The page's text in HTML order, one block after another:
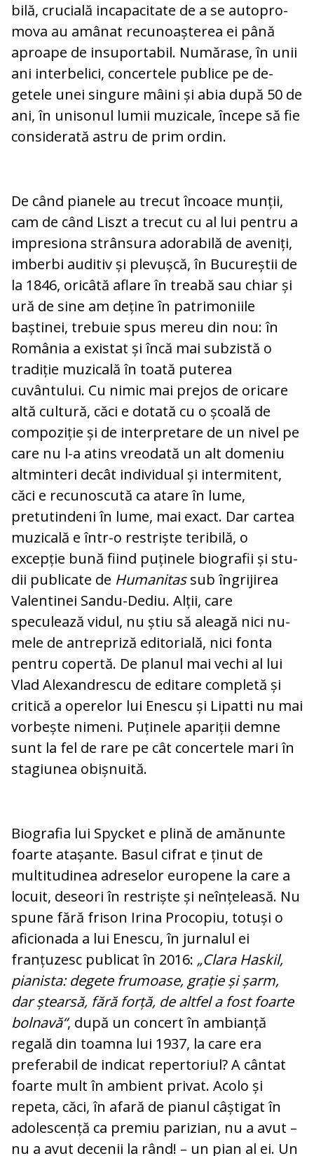
bilă, crucială incapacitate de a se au­to­pro­
mova au amânat recunoașterea ei până
aproa­pe de insuportabil. Numărase, în unii
ani interbelici, concertele publice pe de­
getele unei singure mâini și abia după 50 de
ani, în unisonul lumii muzicale, în­ce­pe să fie
considerată astru de prim ordin.
De când pianele au trecut încoace munții,
cam de când Liszt a trecut cu al lui pentru a
impresiona strânsura adorabilă de ave­niți,
imberbi auditiv și plevușcă, în Bu­cu­reștii de
la 1846, oricâtă aflare în treabă sau chiar și
ură de sine am deține în pa­tri­moniile
baștinei, trebuie spus mereu din nou: în
România a existat și încă mai sub­zistă o
tradiție muzicală în toată puterea
cuvântului. Cu nimic mai prejos de ori­ca­re
altă cultură, căci e dotată cu o școală de
compoziție și de interpretare de un ni­vel pe
care nu l-a atins vreodată un alt do­meniu
altminteri decât individual și inter­mitent,
căci e recunoscută ca atare în lu­me,
pretutindeni în lume, mai exact. Dar cartea
muzicală e într-o restriște teribilă, o
excepție bună fiind puținele biografii și stu­
dii publicate de Humanitassub în­gri­jirea
Valentinei Sandu-Dediu. Alții, care
speculează vidul, nu știu să aleagă nici nu­
mele de antrepriză editorială, nici fonta
pen­tru copertă. De planul mai vechi al lui
Vlad Alexandrescu de editare completă și
critică a operelor lui Enescu și Lipatti nu mai
vorbește nimeni. Puținele apariții dem­ne
sunt la fel de rare pe cât concertele mari în
stagiunea obișnuită.
Biografia lui Spycket e plină de amănunte
foarte atașante. Basul cifrat e ținut de
multitudinea adre­selor europene la care a
lo­cuit, deseori în restriște și ne­în­țeleasă. Nu
spune fără frison Irina Pro­co­piu, totuși o
aficionada a lui Enescu, în jur­nalul ei
franțuzesc publicat în 2016: „Clara Haskil,
pianista: degete frumoase, grație și șarm,
dar ștearsă, fără forță, de altfel a fost foarte
bolnavă“, după un con­cert în ambianță
regală din toamna lui 1937, la care era
preferabil de indicat re­per­to­riul? A cântat
foarte mult în ambient pri­vat. Acolo și
repeta, căci, în afară de pia­nul câștigat în
adolescență ca premiu pa­ri­zian, nu a avut –
nu a avut decenii la rând! – un pian al ei. Un